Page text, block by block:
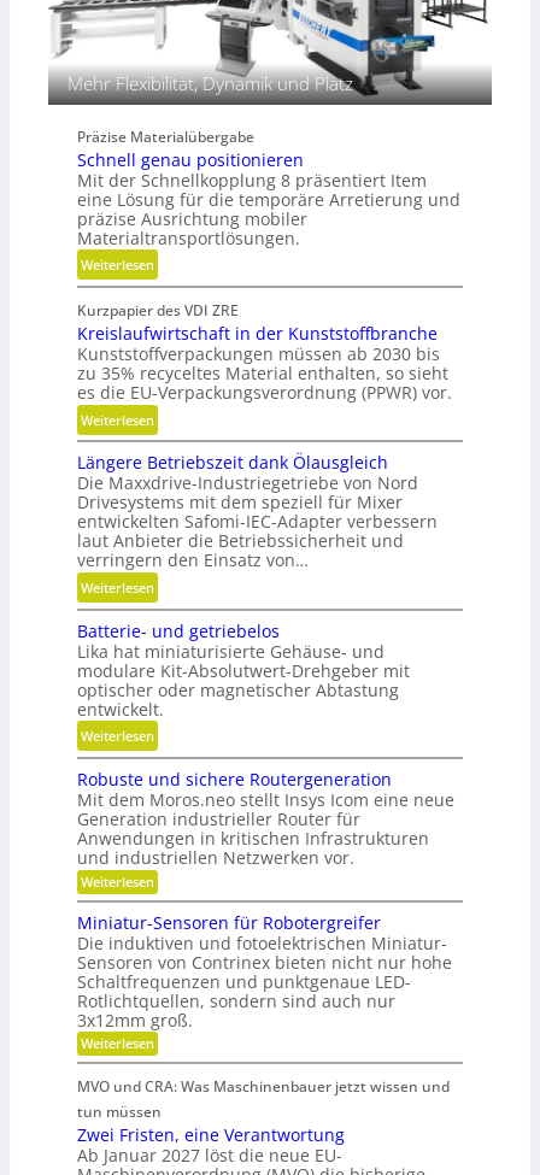
u
l
k
i
V
e
r
g
l
e
i
c
h
h
n
k
Mehr Flexibilität, Dynamik und Platz
Präzise Materialübergabe
Schnell genau positionieren
Mit der Schnellkopplung 8 präsentiert Item
eine Lösung für die temporäre Arretierung und
präzise Ausrichtung mobiler
Materialtransportlösungen.
Weiterlesen:
S
c
h
n
e
l
l
g
e
n
a
u
p
o
s
i
t
i
o
n
i
r
e
n
Kurzpapier des VDI ZRE
Kreislaufwirtschaft in der Kunststoffbranche
Kunststoffverpackungen müssen ab 2030 bis
zu 35% recyceltes Material enthalten, so sieht
es die EU-Verpackungsverordnung (PPWR) vor.
Weiterlesen:
K
r
e
i
s
l
a
u
f
w
i
r
t
s
c
h
a
f
t
i
n
d
e
r
K
u
n
s
t
t
o
Längere Betriebszeit dank Ölausgleich
Die Maxxdrive-Industriegetriebe von Nord
Drivesystems mit dem speziell für Mixer
entwickelten Safomi-IEC-Adapter verbessern
laut Anbieter die Betriebssicherheit und
verringern den Einsatz von…
Weiterlesen:
L
ä
n
g
e
r
e
e
t
r
i
e
b
s
z
e
t
d
a
n
k
Ö
l
Batterie- und getriebelos
Lika hat miniaturisierte Gehäuse- und
modulare Kit-Absolutwert-Drehgeber mit
optischer oder magnetischer Abtastung
entwickelt.
Weiterlesen:
B
a
t
t
e
r
i
e
-
u
n
d
g
e
t
e
b
Robuste und sichere Routergeneration
Mit dem Moros.neo stellt Insys Icom eine neue
Generation industrieller Router für
Anwendungen in kritischen Infrastrukturen
und industriellen Netzwerken vor.
Weiterlesen:
R
o
b
u
s
t
e
u
n
d
s
i
h
e
r
Miniatur-Sensoren für Robotergreifer
Die induktiven und fotoelektrischen Miniatur-
Sensoren von Contrinex bieten nicht nur hohe
Schaltfrequenzen und punktgenaue LED-
Rotlichtquellen, sondern sind auch nur
3x12mm groß.
Weiterlesen:
M
n
i
t
u
MVO und CRA: Was Maschinenbauer jetzt wissen und
tun müssen
Zwei Fristen, eine Verantwortung
Ab Januar 2027 löst die neue EU-